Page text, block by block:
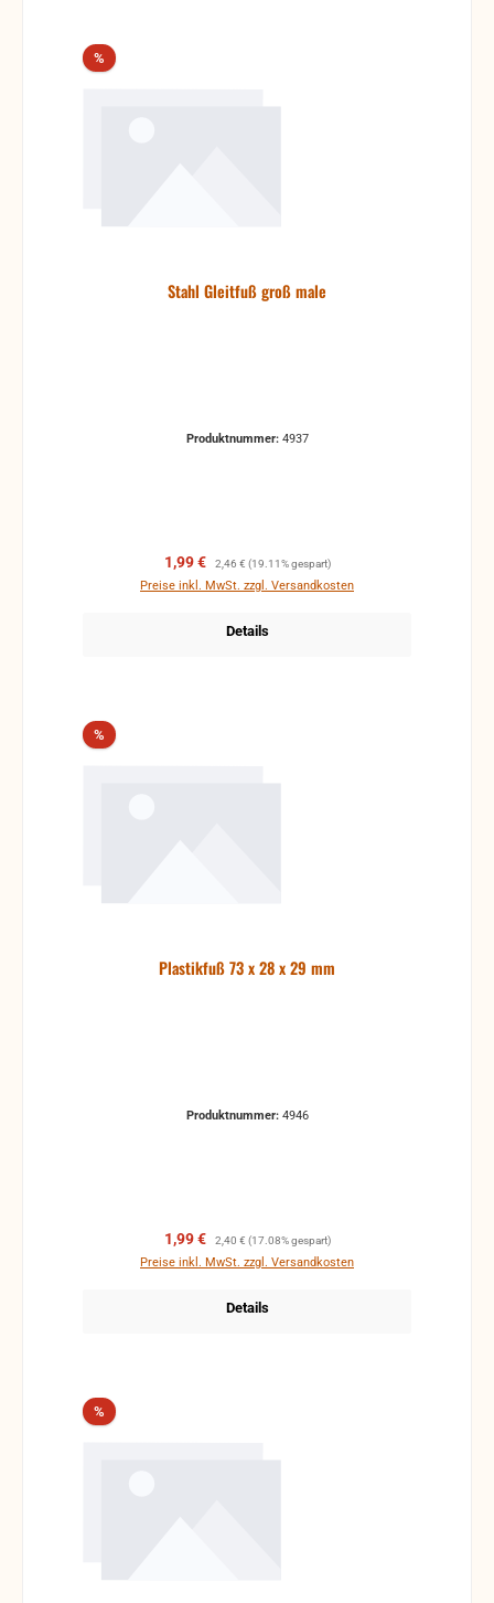
%Rabatt
Stahl Gleitfuß groß male
Produktnummer: 4937
Verkaufspreis:
1,99 € Regulärer Preis:
2,46 € (19.11% gespart)
Preise inkl. MwSt. zzgl. Versandkosten
Details
%Rabatt
Plastikfuß 73 x 28 x 29 mm
Produktnummer: 4946
Verkaufspreis:
1,99 € Regulärer Preis:
2,40 € (17.08% gespart)
Preise inkl. MwSt. zzgl. Versandkosten
Details
%Rabatt